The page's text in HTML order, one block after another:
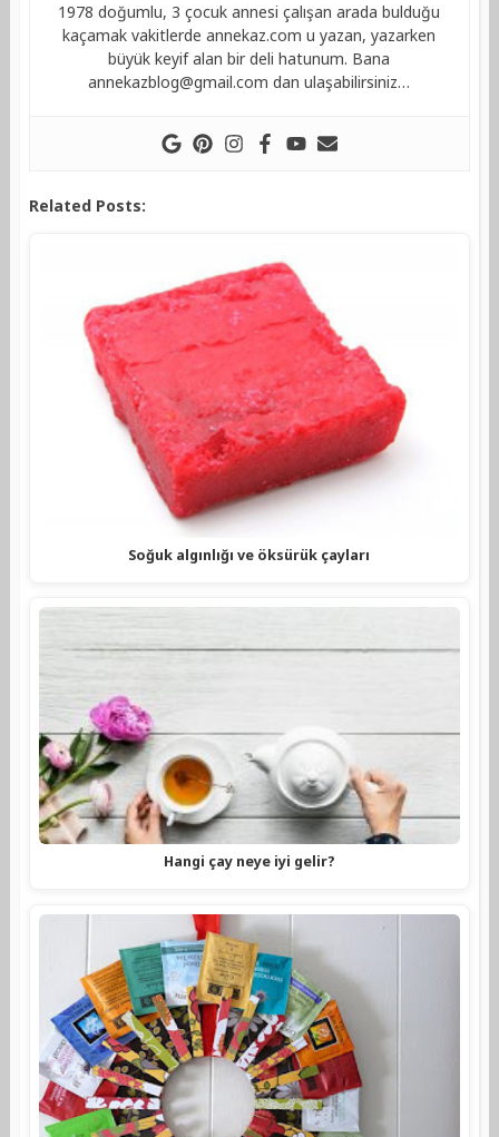
1978 doğumlu, 3 çocuk annesi çalışan arada bulduğu
kaçamak vakitlerde annekaz.com u yazan, yazarken
büyük keyif alan bir deli hatunum. Bana
annekazblog@gmail.com dan ulaşabilirsiniz…
Related Posts:
Soğuk algınlığı ve öksürük çayları
Hangi çay neye iyi gelir?